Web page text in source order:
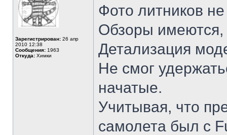
Зарегистрирован: 26 апр
2010 12:38
Сообщения: 1963
Откуда: Химки
Фото литников
Обзоры
Детализация
Не смог
начатые.
Учитывая, что
самолета был с